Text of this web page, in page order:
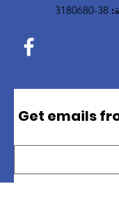
38-3180680
Get emails